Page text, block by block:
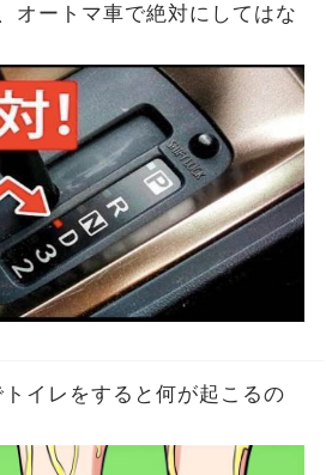
オートマ車で絶対にしてはな
トイレをすると何が起こるの